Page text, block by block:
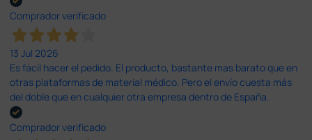
Comprador verificado
13 Jul 2026
Es fácil hacer el pedido. El producto, bastante mas barato que en
otras plataformas de material médico. Pero el envío cuesta más
del doble que en cualquier otra empresa dentro de España.
Comprador verificado